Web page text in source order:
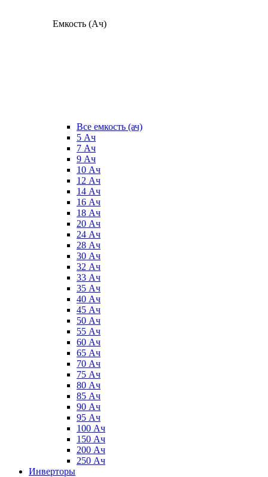
Емкость (Ач)
Все емкость (ач)
5 Ач
7 Ач
9 Ач
10 Ач
12 Ач
14 Ач
16 Ач
18 Ач
20 Ач
24 Ач
28 Ач
30 Ач
32 Ач
33 Ач
35 Ач
40 Ач
45 Ач
50 Ач
55 Ач
60 Ач
65 Ач
70 Ач
75 Ач
80 Ач
85 Ач
90 Ач
95 Ач
100 Ач
150 Ач
200 Ач
250 Ач
Инверторы